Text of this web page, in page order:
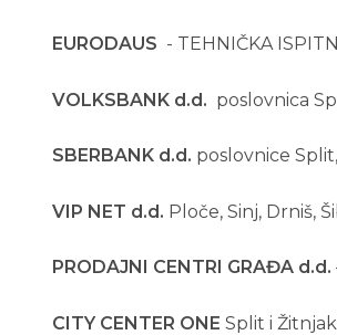
EURODAUS - TEHNIČKA
VOLKSBANK d.d. poslovnica
SBERBANK d.d. poslovnice
VIP NET d.d. Ploče, Sinj, Drniš,
PRODAJNI CENTRI GRAĐA d.d.
CITY CENTER ONE Split i